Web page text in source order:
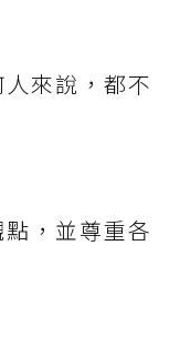
來說，都不
點，並尊重各